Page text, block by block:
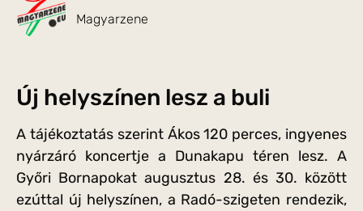
Magyarzene
Új helyszínen lesz a buli
A tájékoztatás szerint Ákos 120 perces, ingyenes
nyárzáró koncertje a Dunakapu téren lesz. A
Győri Bornapokat augusztus 28. és 30. között
ezúttal új helyszínen, a Radó-szigeten rendezik,